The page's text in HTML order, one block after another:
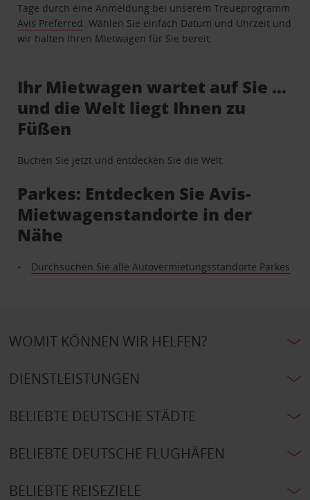
Tage durch eine Anmeldung bei unserem Treueprogramm
Avis Preferred . Wählen Sie einfach Datum und Uhrzeit und
wir halten Ihren Mietwagen für Sie bereit.
Ihr Mietwagen wartet auf Sie …
und die Welt liegt Ihnen zu
Füßen
Buchen Sie jetzt und entdecken Sie die Welt.
Parkes: Entdecken Sie Avis-
Mietwagenstandorte in der
Nähe
Durchsuchen Sie alle Autovermietungsstandorte Parkes
WOMIT KÖNNEN WIR HELFEN?
DIENSTLEISTUNGEN
BELIEBTE DEUTSCHE STÄDTE
BELIEBTE DEUTSCHE FLUGHÄFEN
BELIEBTE REISEZIELE